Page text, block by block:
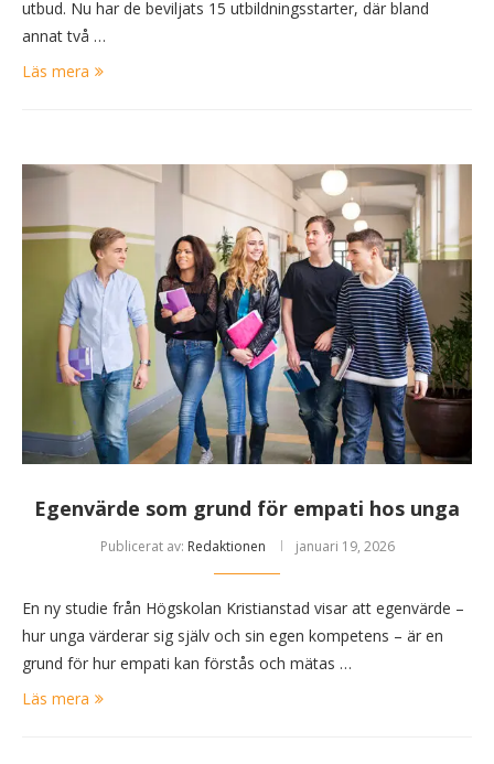
utbud. Nu har de beviljats 15 utbildningsstarter, där bland
annat två …
Läs mera
Egenvärde som grund för empati hos unga
Publicerat av: Redaktionen januari 19, 2026
En ny studie från Högskolan Kristianstad visar att egenvärde –
hur unga värderar sig själv och sin egen kompetens – är en
grund för hur empati kan förstås och mätas …
Läs mera